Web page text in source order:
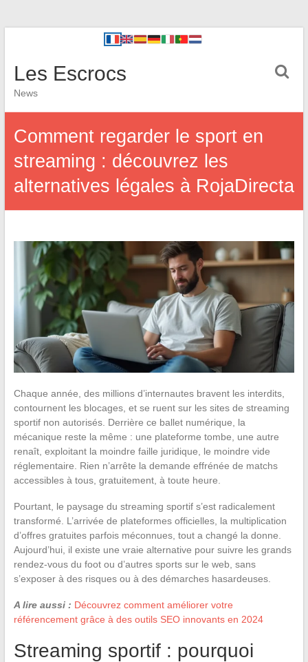
Les Escrocs
News
Comment regarder le sport en
streaming : découvrez les
alternatives légales à RojaDirecta
Chaque année, des millions d’internautes bravent les interdits,
contournent les blocages, et se ruent sur les sites de streaming
sportif non autorisés. Derrière ce ballet numérique, la
mécanique reste la même : une plateforme tombe, une autre
renaît, exploitant la moindre faille juridique, le moindre vide
réglementaire. Rien n’arrête la demande effrénée de matchs
accessibles à tous, gratuitement, à toute heure.
Pourtant, le paysage du streaming sportif s’est radicalement
transformé. L’arrivée de plateformes officielles, la multiplication
d’offres gratuites parfois méconnues, tout a changé la donne.
Aujourd’hui, il existe une vraie alternative pour suivre les grands
rendez-vous du foot ou d’autres sports sur le web, sans
s’exposer à des risques ou à des démarches hasardeuses.
A lire aussi : Découvrez comment améliorer votre
référencement grâce à des outils SEO innovants en 2024
Streaming sportif : pourquoi